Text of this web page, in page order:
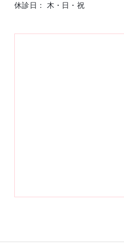
休診日： 木・日・祝